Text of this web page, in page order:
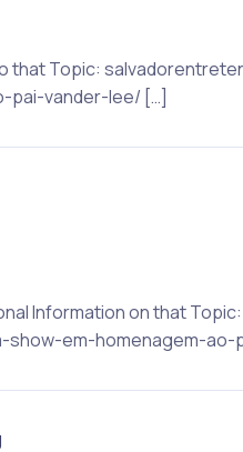
that Topic:
pai-vander-lee/ […]
Information on that
em-homenagem-ao-